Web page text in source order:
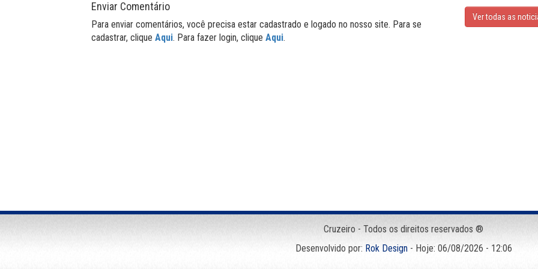
Enviar Comentário
Para enviar comentários, você precisa estar cadastrado e logado no nosso site. Para se
cadastrar, clique Aqui. Para fazer login, clique Aqui.
Ver todas as
Cruzeiro - Todos os direitos reservados ®
Desenvolvido por: Rok Design- Hoje: 06/08/2026 - 12:06